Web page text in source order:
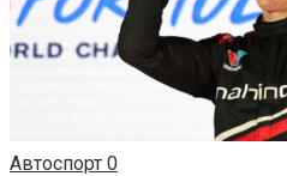
Автоспорт 0